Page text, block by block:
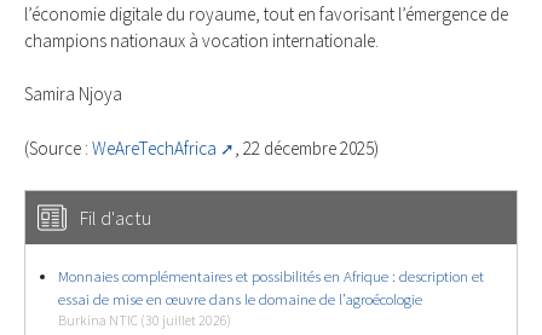
l’économie digitale du royaume, tout en favorisant l’émergence de
champions nationaux à vocation internationale.
Samira Njoya
(Source : WeAreTechAfrica , 22 décembre 2025)
Fil d'actu
Monnaies complémentaires et possibilités en Afrique : description et
essai de mise en œuvre dans le domaine de l’agroécologie
Burkina NTIC (30 juillet 2026)